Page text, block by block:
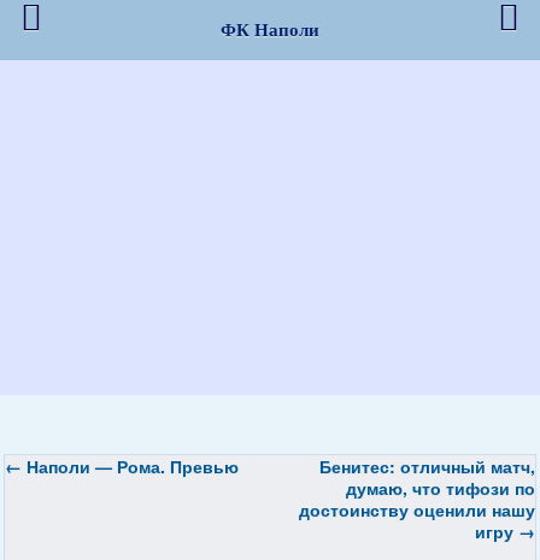
← Наполи — Рома. Превью
Бенитес: отличный матч,
думаю, что тифози по
достоинству оценили нашу
игру →
ФК Наполи